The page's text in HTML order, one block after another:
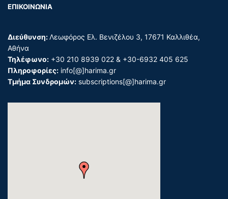
ΕΠΙΚΟΙΝΩΝΙΑ
Διεύθυνση:Λεωφόρος Ελ. Βενιζέλου 3, 17671 Καλλιθέα,
Αθήνα
Τηλέφωνο: +30 210 8939 022 & +30-6932 405 625
Πληροφορίες: info[@]harima.gr
Τμήμα Συνδρομών: subscriptions[@]harima.gr